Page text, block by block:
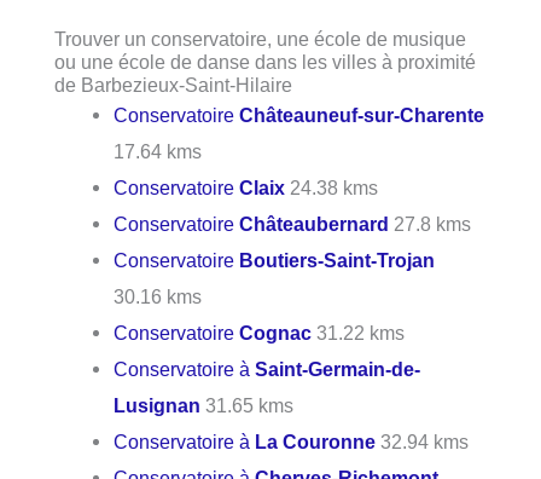
Trouver un conservatoire, une école de musique
ou une école de danse dans les villes à proximité
de Barbezieux-Saint-Hilaire
ConservatoireChâteauneuf-sur-Charente
17.64 kms
ConservatoireClaix 24.38 kms
ConservatoireChâteaubernard 27.8 kms
Conservatoire Boutiers-Saint-Trojan
30.16 kms
ConservatoireCognac 31.22 kms
Conservatoire àSaint-Germain-de-
Lusignan 31.65 kms
Conservatoire à La Couronne 32.94 kms